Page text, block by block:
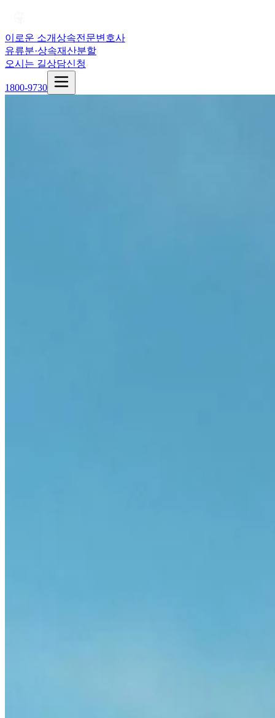
이로운 소개상속전문변호사
유류분·상속재산분할
오시는 길상담신청
1800-9730